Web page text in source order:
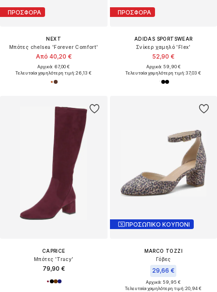
ΠΡΟΣΦΟΡΑ
NEXT
Μπότες chelsea 'Forever Comfort'
Από 40,20 €
Αρχικά: 67,00 €
Τελευταία χαμηλότερη τιμή:26,13 €
ΠΡΟΣΦΟΡΑ
ADIDAS SPORTSWEAR
Σνίκερ χαμηλό 'Flex'
52,90 €
Αρχικά: 59,90 €
Τελευταία χαμηλότερη τιμή:37,03 €
CAPRICE
Μπότες 'Tracy'
79,90 €
ΠΡΟΣΩΠΙΚΟ ΚΟΥΠΟΝΙ
MARCO TOZZI
Γόβες
29,66 €
Αρχικά: 59,95 €
Τελευταία χαμηλότερη τιμή:20,94 €